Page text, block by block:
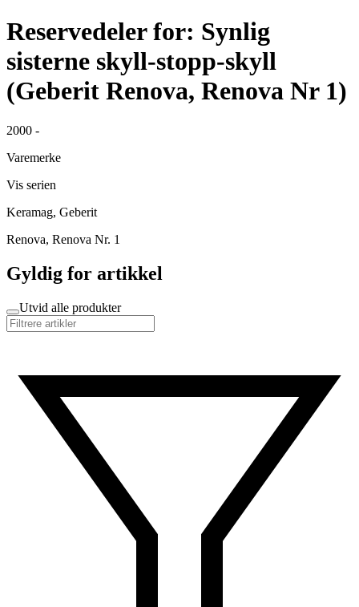
Reservedeler for: Synlig
sisterne skyll-stopp-skyll
(Geberit Renova, Renova Nr 1)
2000 -
Varemerke
Vis serien
Keramag, Geberit
Renova, Renova Nr. 1
Gyldig for artikkel
Utvid alle produkter